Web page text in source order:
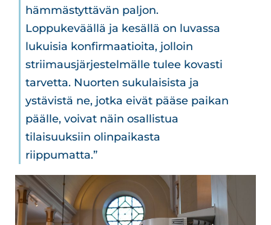
hämmästyttävän paljon.
Loppukeväällä ja kesällä on luvassa
lukuisia konfirmaatioita, jolloin
striimausjärjestelmälle tulee kovasti
tarvetta. Nuorten sukulaisista ja
ystävistä ne, jotka eivät pääse paikan
päälle, voivat näin osallistua
tilaisuuksiin olinpaikasta
riippumatta.”